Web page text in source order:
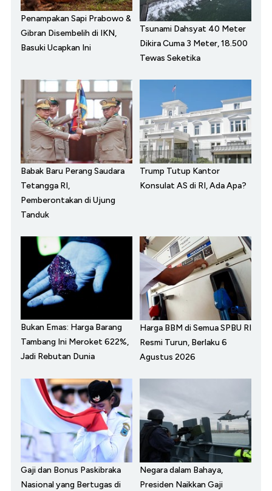
Penampakan Sapi Prabowo &
Gibran Disembelih di IKN,
Basuki Ucapkan Ini
Tsunami Dahsyat 40 Meter
Dikira Cuma 3 Meter, 18.500
Tewas Seketika
Babak Baru Perang Saudara
Tetangga RI,
Pemberontakan di Ujung
Tanduk
Trump Tutup Kantor
Konsulat AS di RI, Ada Apa?
Bukan Emas: Harga Barang
Tambang Ini Meroket 622%,
Jadi Rebutan Dunia
Harga BBM di Semua SPBU RI
Resmi Turun, Berlaku 6
Agustus 2026
Gaji dan Bonus Paskibraka
Nasional yang Bertugas di
Negara dalam Bahaya,
Presiden Naikkan Gaji